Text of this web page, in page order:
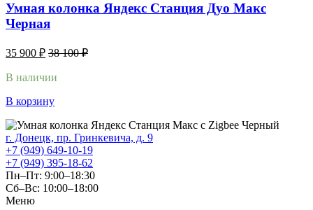
Умная колонка Яндекс Станция Дуо Макс
Черная
35 900 ₽ 38 100₽
В наличии
В корзину
г. Донецк, пр. Гринкевича, д. 9
+7 (949) 649-10-19
+7 (949) 395-18-62
Пн–Пт: 9:00–18:30
Сб–Вс: 10:00–18:00
Меню